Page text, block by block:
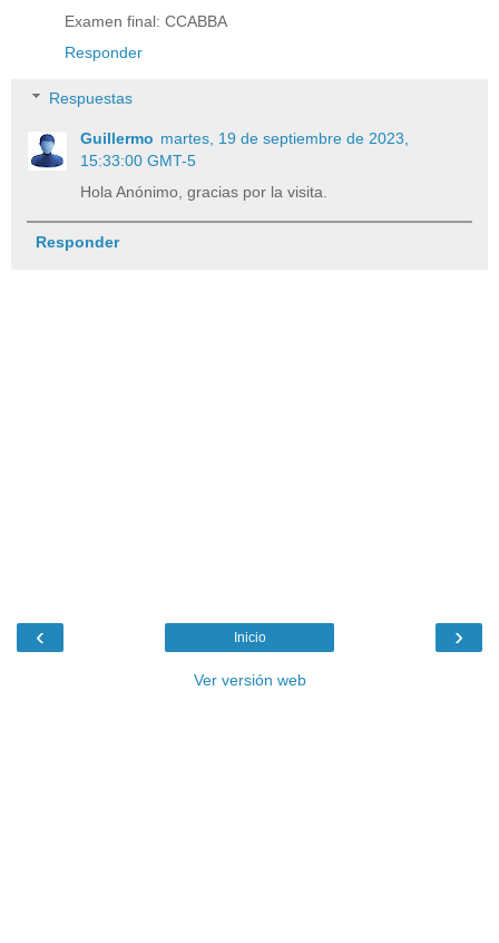
Examen final: CCABBA
Responder
Respuestas
Guillermo martes, 19 de septiembre de 2023,
15:33:00 GMT-5
Hola Anónimo, gracias por la visita.
Responder
‹ ›
Inicio
Ver versión web